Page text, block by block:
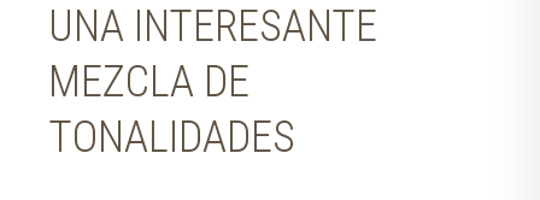
UNA INTERESANTE
MEZCLA DE
TONALIDADES